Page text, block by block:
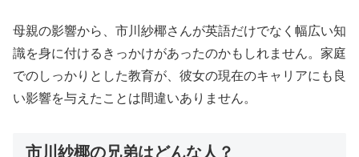
母親の影響から、市川紗椰さんが英語だけでなく幅広い知
識を身に付けるきっかけがあったのかもしれません。家庭
でのしっかりとした教育が、彼女の現在のキャリアにも良
い影響を与えたことは間違いありません。
市川紗椰の兄弟はどんな人？